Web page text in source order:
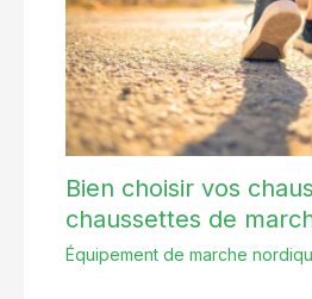
Bien choisir vos
chaussettes de
Équipement de marche